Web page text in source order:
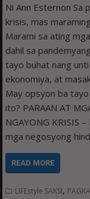
Ni Ann Esternon Sa
krisis, mas
Marami sa ating
dahil sa
tayo buhat nang
ekonomiya, at
May opsyon ba
ito? PARAAN AT
NGAYONG KRISIS
mga negosyong
READ MORE
LIFEstyle SAKSI,